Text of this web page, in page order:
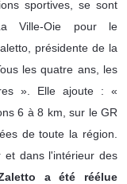
sportives, se sont
Ville-Oie pour le
présidente de la
les quatre ans, les
». Elle ajoute : «
6 à 8 km, sur le GR
de toute la région.
et dans l'intérieur des
a été réélue